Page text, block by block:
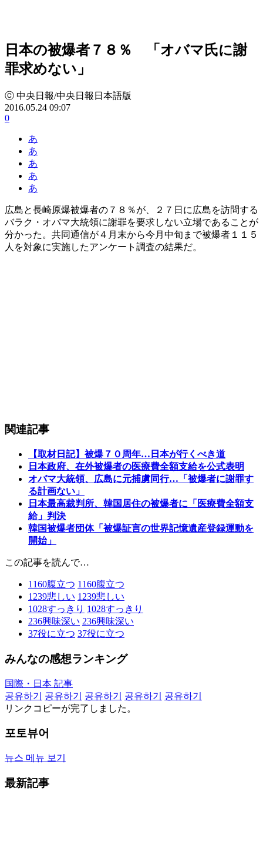
日本の被爆者７８％ 「オバマ氏に謝
罪求めない」
ⓒ 中央日報/中央日報日本語版
2016.05.24 09:07
0
あ
あ
あ
あ
あ
広島と長崎原爆被爆者の７８％が、２７日に広島を訪問する
バラク・オバマ大統領に謝罪を要求しない立場であることが
分かった。共同通信が４月末から今月中旬まで被爆者１１５
人を対象に実施したアンケート調査の結果だ。
関連記事
【取材日記】被爆７０周年…日本が行くべき道
日本政府、在外被爆者の医療費全額支給を公式表明
オバマ大統領、広島に元捕虜同行…「被爆者に謝罪す
る計画ない」
日本最高裁判所、韓国居住の被爆者に「医療費全額支
給」判決
韓国被爆者団体「被爆証言の世界記憶遺産登録運動を
開始」
この記事を読んで…
1160腹立つ 1160腹立つ
1239悲しい 1239悲しい
1028すっきり 1028すっきり
236興味深い 236興味深い
37役に立つ 37役に立つ
みんなの感想ランキング
国際・日本 記事
공유하기
공유하기 공유하기 공유하기
공유하기
リンクコピーが完了しました。
포토뷰어
뉴스 메뉴 보기
最新記事